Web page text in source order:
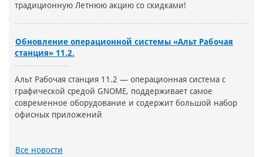
традиционную Летнюю акцию со скидками!
Обновление операционной системы «Альт Рабочая
станция» 11.2.
Альт Рабочая станция 11.2 — операционная система с
графической средой GNOME, поддерживает самое
современное оборудование и содержит большой набор
офисных приложений
Все новости